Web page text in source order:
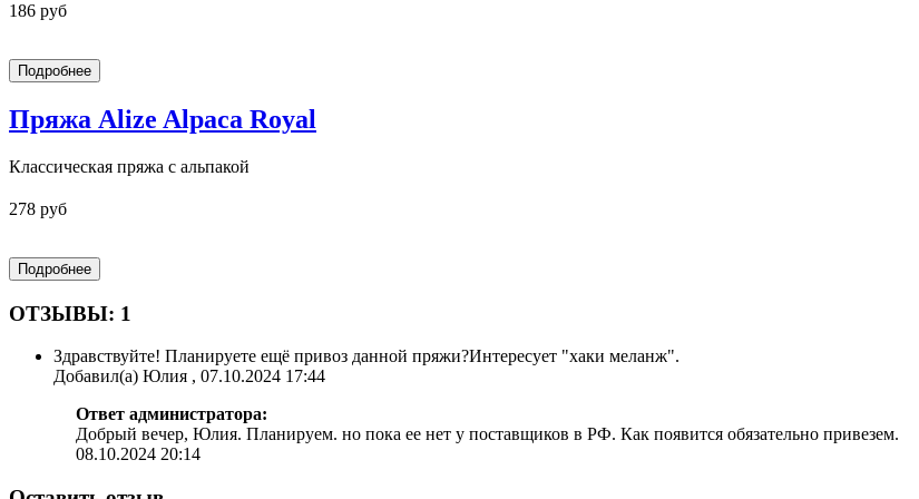
186 руб
Пряжа Alize Alpaca Royal
Классическая пряжа с альпакой
278 руб
ОТЗЫВЫ: 1
Здравствуйте! Планируете ещё привоз данной пряжи?Интересует "хаки меланж".
Добавил(а) Юлия , 07.10.2024 17:44
Ответ администратора:
Добрый вечер, Юлия. Планируем. но пока ее нет у поставщиков в РФ. Как появится обязательно привезем.
08.10.2024 20:14